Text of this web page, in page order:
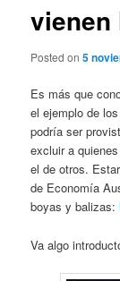
vienen
Posted on5
Es más que
el ejemplo de
podría ser
excluir a
el de otros.
de Economía
boyas y balizas:
Va algo